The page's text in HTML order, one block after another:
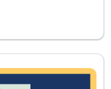
Certificate
Listing
Traditional